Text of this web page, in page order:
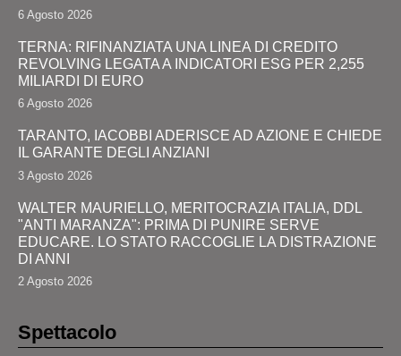
6 Agosto 2026
TERNA: RIFINANZIATA UNA LINEA DI CREDITO
REVOLVING LEGATA A INDICATORI ESG PER 2,255
MILIARDI DI EURO
6 Agosto 2026
TARANTO, IACOBBI ADERISCE AD AZIONE E CHIEDE
IL GARANTE DEGLI ANZIANI
3 Agosto 2026
WALTER MAURIELLO, MERITOCRAZIA ITALIA, DDL
"ANTI MARANZA": PRIMA DI PUNIRE SERVE
EDUCARE. LO STATO RACCOGLIE LA DISTRAZIONE
DI ANNI
2 Agosto 2026
Spettacolo